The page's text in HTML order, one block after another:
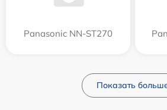
Panasonic NN-ST270
Показать